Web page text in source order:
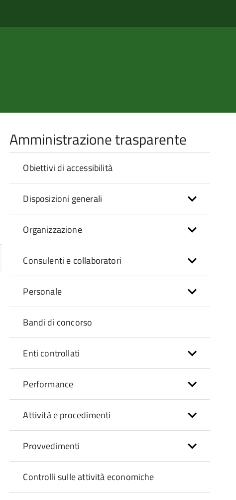
Amministrazione trasparente
Obiettivi di accessibilità
Disposizioni generali
Organizzazione
Consulenti e collaboratori
Personale
Bandi di concorso
Enti controllati
Performance
Attività e procedimenti
Provvedimenti
Controlli sulle attività economiche